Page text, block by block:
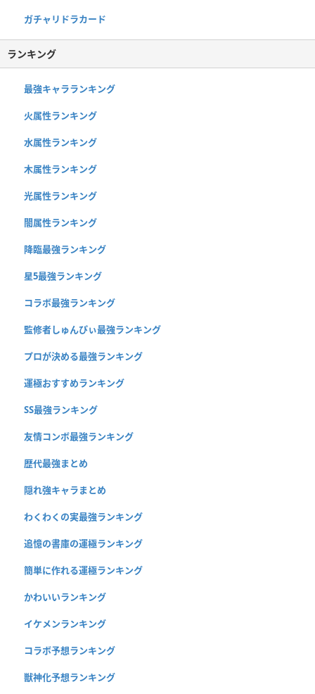
ガチャリドラカード
ランキング
最強キャラランキング
火属性ランキング
水属性ランキング
木属性ランキング
光属性ランキング
闇属性ランキング
降臨最強ランキング
星5最強ランキング
コラボ最強ランキング
監修者しゅんぴぃ最強ランキング
プロが決める最強ランキング
運極おすすめランキング
SS最強ランキング
友情コンボ最強ランキング
歴代最強まとめ
隠れ強キャラまとめ
わくわくの実最強ランキング
追憶の書庫の運極ランキング
簡単に作れる運極ランキング
かわいいランキング
イケメンランキング
コラボ予想ランキング
獣神化予想ランキング